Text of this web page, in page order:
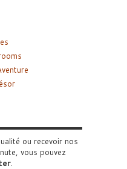
ou recevoir nos
vous pouvez
.